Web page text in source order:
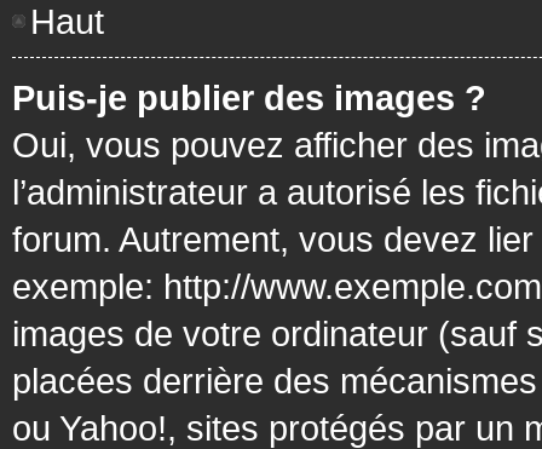
Haut
Puis-je publier des images ?
Oui, vous pouvez afficher des
l’administrateur a autorisé les
forum. Autrement, vous devez
exemple: http://
images de votre ordinateur (sauf
placées derrière des
ou Yahoo!, sites protégés par un